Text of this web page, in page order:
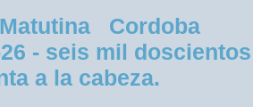
Cordoba
- seis mil doscientos
a la cabeza.